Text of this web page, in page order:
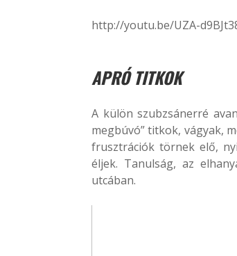
http://youtu.be/UZA-
APRÓ TITKOK
A külön szubzsánerré
megbúvó” titkok, vágyak,
frusztrációk törnek elő,
éljek. Tanulság, az
utcában.